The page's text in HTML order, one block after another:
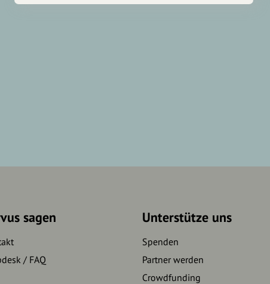
sagen
/ FAQ
Unterstütze uns
Spenden
Partner werden
Crowdfunding